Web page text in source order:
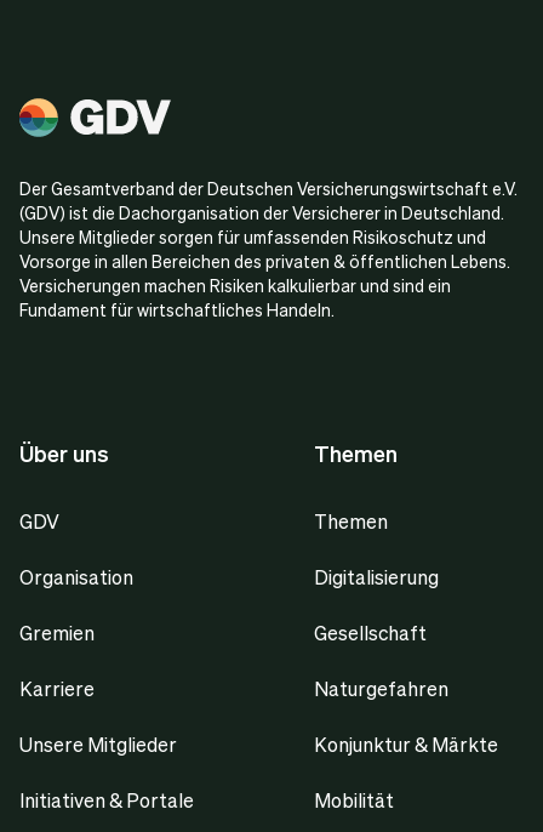
Der Gesamtverband der Deutschen Versicherungswirtschaft e.V.
(GDV) ist die Dachorganisation der Versicherer in Deutschland.
Unsere Mitglieder sorgen für umfassenden Risikoschutz und
Vorsorge in allen Bereichen des privaten & öffentlichen Lebens.
Versicherungen machen Risiken kalkulierbar und sind ein
Fundament für wirtschaftliches Handeln.
Über uns
GDV
Organisation
Gremien
Karriere
Unsere Mitglieder
Initiativen & Portale
Themen
Themen
Digitalisierung
Gesellschaft
Naturgefahren
Konjunktur & Märkte
Mobilität